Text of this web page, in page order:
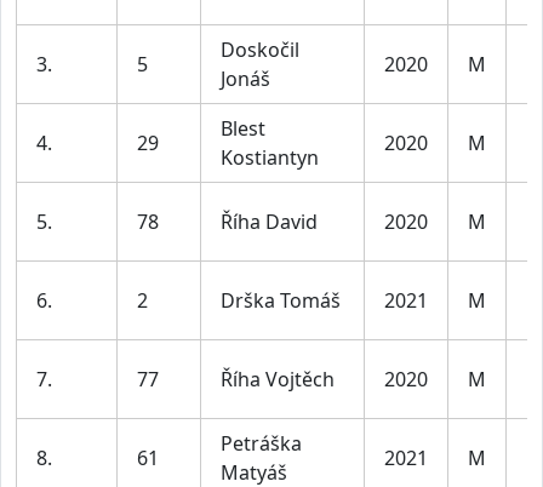
3. 5
Doskočil
Jonáš
2020 M
4. 29
Blest
Kostiantyn
2020 M
5. 78 Říha David 2020 M
6. 2 Drška Tomáš 2021 M
7. 77 Říha Vojtěch 2020 M
8. 61
Petráška
Matyáš
2021 M